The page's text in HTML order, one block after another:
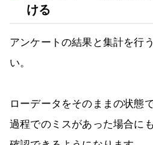
ける
アンケートの結果と集計を行
い。
ローデータをそのままの状態
過程でのミスがあった場合に